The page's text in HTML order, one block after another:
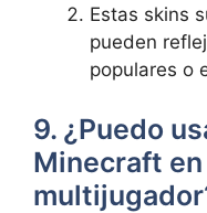
Estas skins
pueden
populares o
9. ¿Puedo
Minecraft